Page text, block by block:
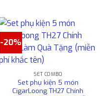
trang
sản
phẩm
-20%
SET COMBO
Set phụ kiện 5 món
CigarLoong TH27 Chính